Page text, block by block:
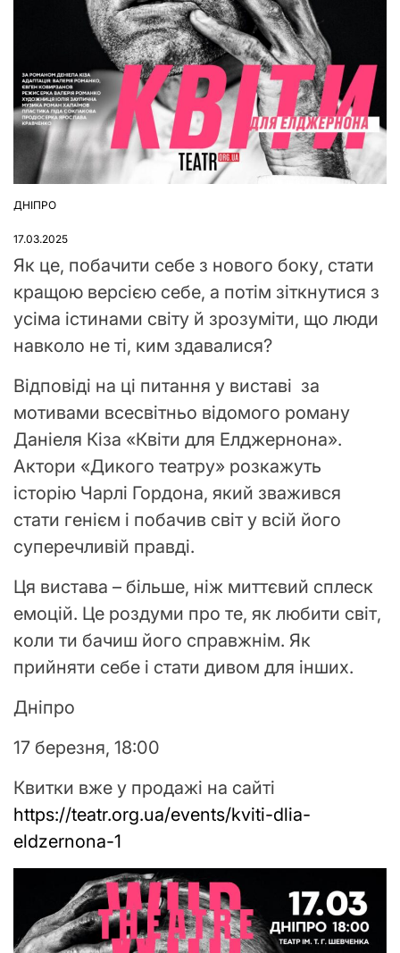
ОПУБЛІКУВАТИ
ДНІПРО
17.03.2025
Як це, побачити себе з нового боку, стати
кращою версією себе, а потім зіткнутися з
усіма істинами світу й зрозуміти, що люди
навколо не ті, ким здавалися?
Відповіді на ці питання у виставі за
мотивами всесвітньо відомого роману
Даніеля Кіза «Квіти для Елджернона».
Актори «Дикого театру» розкажуть
історію Чарлі Гордона, який зважився
стати генієм і побачив світ у всій його
суперечливій правді.
Ця вистава – більше, ніж миттєвий сплеск
емоцій. Це роздуми про те, як любити світ,
коли ти бачиш його справжнім. Як
прийняти себе і стати дивом для інших.
Дніпро
17 березня, 18:00
Квитки вже у продажі на сайті
https://teatr.org.ua/events/kviti-dlia-
eldzernona-1